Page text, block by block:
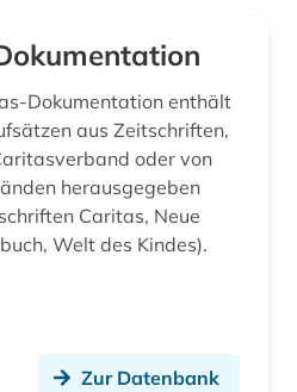
Rechtswissenschaft (0)
Dokumentation enthält
aus Zeitschriften,
oder von
herausgegeben
Caritas, Neue
Welt des Kindes).
Zur Datenbank